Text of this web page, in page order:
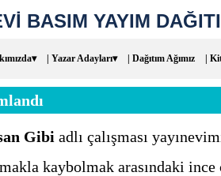
BASIM YAYIM
| Yazar Adayları▾ | Dağıtım Ağımız |
Gibi adlı çalışması
kaybolmak arasındaki